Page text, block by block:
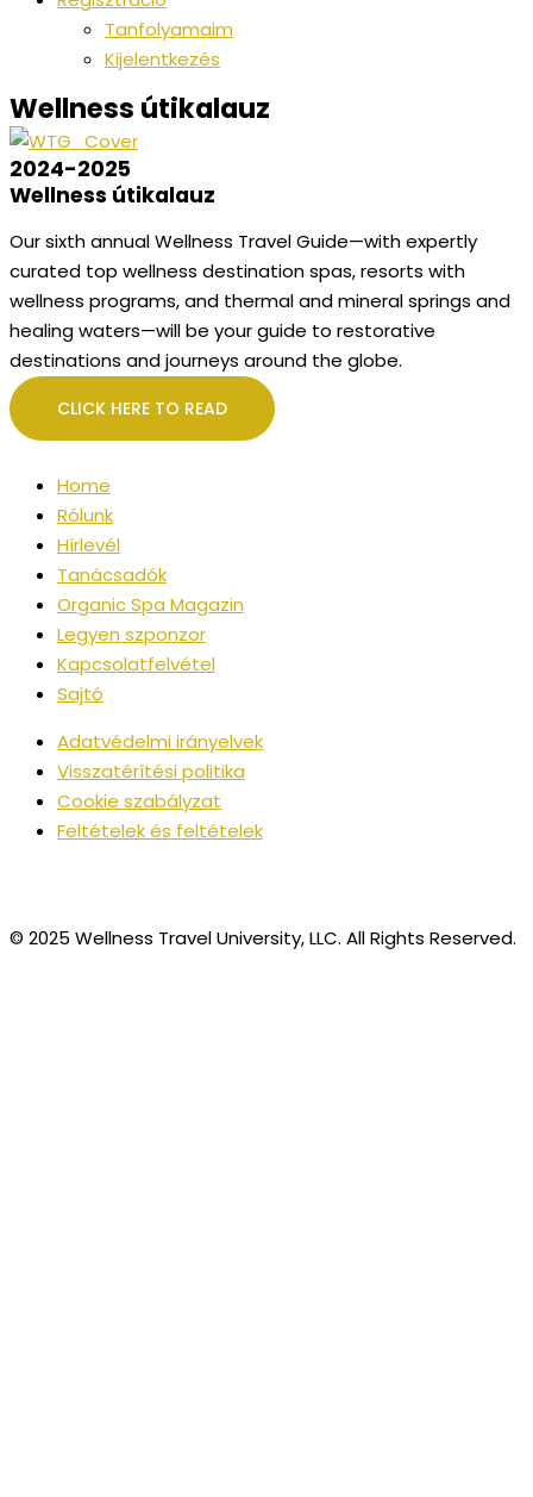
Tanfolyamaim
Kijelentkezés
Wellness útikalauz
2024-2025
Wellness útikalauz
Our sixth annual Wellness Travel Guide—with expertly
curated top wellness destination spas, resorts with
wellness programs, and thermal and mineral springs and
healing waters—will be your guide to restorative
destinations and journeys around the globe.
CLICK HERE TO READ
Home
Rólunk
Hírlevél
Tanácsadók
Organic Spa Magazin
Legyen szponzor
Kapcsolatfelvétel
Sajtó
Adatvédelmi irányelvek
Visszatérítési politika
Cookie szabályzat
Feltételek és feltételek
© 2025 Wellness Travel University, LLC. All Rights Reserved.